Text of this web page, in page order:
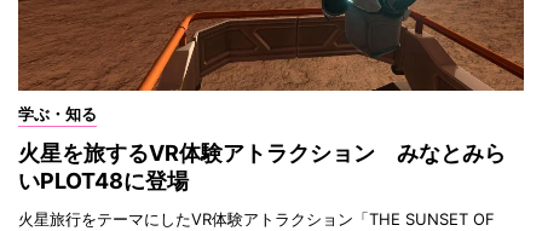
学ぶ・知る
火星を旅するVR体験アトラクション みなとみら
いPLOT48に登場
火星旅行をテーマにしたVR体験アトラクション「THE SUNSET OF